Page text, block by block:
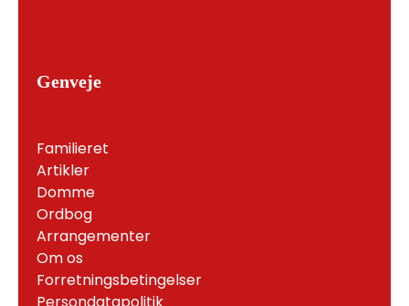
Genveje
Familieret
Artikler
Domme
Ordbog
Arrangementer
Om os
Forretningsbetingelser